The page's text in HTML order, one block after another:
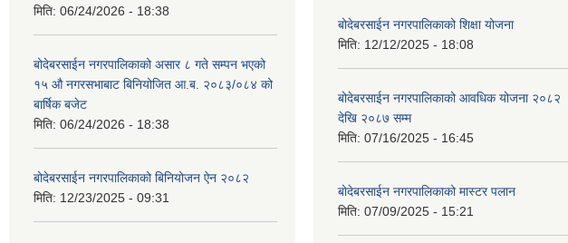
मिति: 06/24/2026 - 18:38
बोदेबरसाईन नगरपालिकाको असार ८ गते सम्पन भएको
१५ ‍‍‍औ नगरसभाबाट बिनियोजित आ.ब. २०८३/०८४ को
बार्षिक बजेट
मिति: 06/24/2026 - 18:38
बोदेबरसाईन नगरपालिकाको बिनियोजन ऐन २०८२
मिति: 12/23/2025 - 09:31
बोदेबरसाईन नगरपालिकाको शिक्षा योजना
मिति: 12/12/2025 - 18:08
बोदेबरसाईन नगरपालिकाको आवधिक योजना २०८२
देखि २०८७ सम्म
मिति: 07/16/2025 - 16:45
बोदेबरसाईन नगरपालिकाको मास्टर पलान
मिति: 07/09/2025 - 15:21